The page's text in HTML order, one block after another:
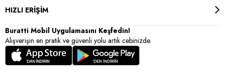
HIZLI ERİŞİM
Buratti Mobil Uygulamasını Keşfedin!
Alışverişin en pratik ve güvenli yolu artık cebinizde.